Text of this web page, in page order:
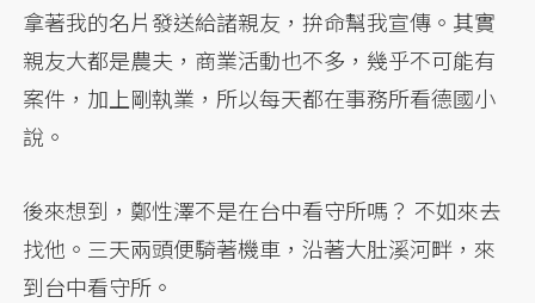
拿著我的名片發送給諸親友，拚命幫我宣傳。其實
親友大都是農夫，商業活動也不多，幾乎不可能有
案件，加上剛執業，所以每天都在事務所看德國小
說。
後來想到，鄭性澤不是在台中看守所嗎？ 不如來去
找他。三天兩頭便騎著機車，沿著大肚溪河畔，來
到台中看守所。